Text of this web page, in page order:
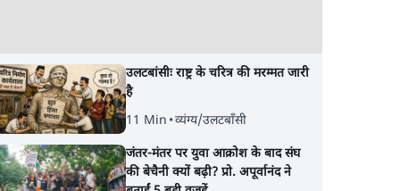
उलटबांसीः राष्ट्र के चरित्र की मरम्मत जारी
है
11 Min •व्यंग्य/उलटबाँसी
जंतर-मंतर पर युवा आक्रोश के बाद संघ
की बेचैनी क्यों बढ़ी? प्रो. अपूर्वानंद ने